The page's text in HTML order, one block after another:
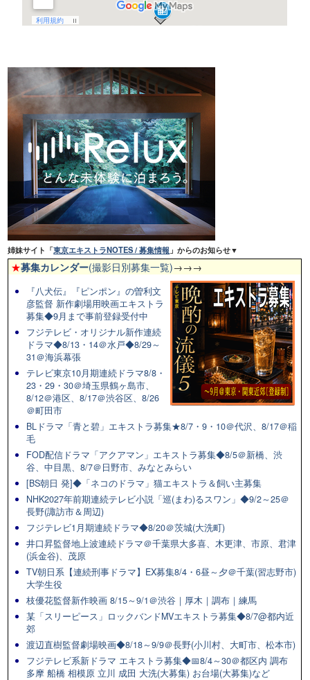
姉妹サイト「東京エキストラNOTES / 募集情報 」からのお知らせ▼
★募集カレンダー(撮影日別募集一覧)→→→
『八犬伝』『ピンポン』の曽利文
彦監督 新作劇場用映画エキストラ
募集◆9月まで事前登録受付中
フジテレビ・オリジナル新作連続
ドラマ◆8/13・14＠水戸◆8/29～
31＠海浜幕張
テレビ東京10月期連続ドラマ8/8・
23・29・30＠埼玉県鶴ヶ島市、
8/12＠港区、8/17＠渋谷区、8/26
＠町田市
BLドラマ「青と碧」エキストラ募集★8/7・9・10＠代沢、8/17＠稲
毛
FOD配信ドラマ「アクアマン」エキストラ募集◆8/5＠新橋、渋
谷、中目黒、8/7＠日野市、みなとみらい
[BS朝日 発]◆「ネコのドラマ」猫エキストラ＆飼い主募集
NHK2027年前期連続テレビ小説「巡(まわ)るスワン」◆9/2～25＠
長野(諏訪市＆周辺)
フジテレビ1月期連続ドラマ◆8/20＠茨城(大洗町)
井口昇監督地上波連続ドラマ＠千葉県大多喜、木更津、市原、君津
(浜金谷)、茂原
TV朝日系【連続刑事ドラマ】EX募集8/4・6昼～夕＠千葉(習志野市)
大学生役
枝優花監督新作映画 8/15～9/1＠渋谷｜厚木｜調布｜練馬
某「スリーピース」ロックバンドMVエキストラ募集◆8/7@都内近
郊
渡辺直樹監督劇場映画◆8/18～9/9＠長野(小川村、大町市、松本市)
フジテレビ系新ドラマ エキストラ募集◆📅8/4～30＠都区内 調布
多摩 船橋 相模原 立川 成田 大洗(大募集) お台場(大募集)など